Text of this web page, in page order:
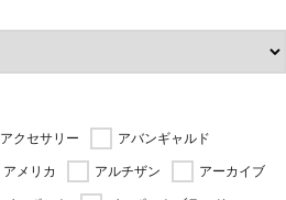
アクセサリー アバンギャルド
アメリカ アルチザン アーカイブ